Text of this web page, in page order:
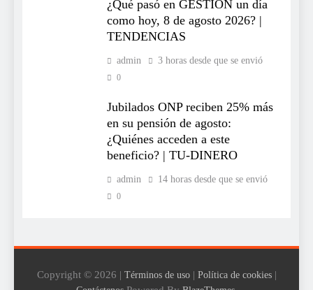
¿Qué pasó en GESTIÓN un día
como hoy, 8 de agosto 2026? |
TENDENCIAS
admin 3 horas desde que se envió
0
Jubilados ONP reciben 25% más
en su pensión de agosto:
¿Quiénes acceden a este
beneficio? | TU-DINERO
admin 14 horas desde que se envió
0
Copyright © 2026 | Términos de uso| Política de cookies|